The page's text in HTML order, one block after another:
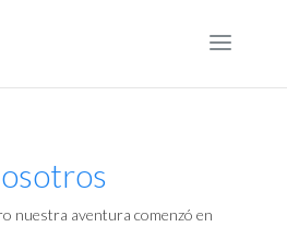
nuestra aventura comenzó en